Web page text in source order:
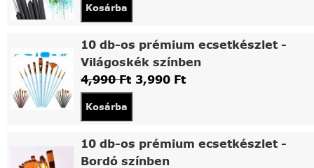
Kosárba
10 db-os prémium ecsetkészlet -
Világoskék színben
4,990Ft 3,990 Ft
Kosárba
10 db-os prémium ecsetkészlet -
Bordó színben